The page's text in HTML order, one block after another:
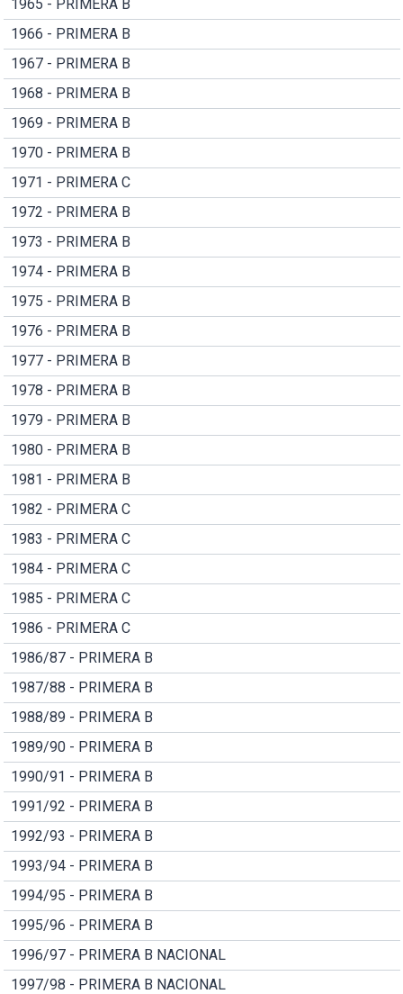
1965 - PRIMERA B
1966 - PRIMERA B
1967 - PRIMERA B
1968 - PRIMERA B
1969 - PRIMERA B
1970 - PRIMERA B
1971 - PRIMERA C
1972 - PRIMERA B
1973 - PRIMERA B
1974 - PRIMERA B
1975 - PRIMERA B
1976 - PRIMERA B
1977 - PRIMERA B
1978 - PRIMERA B
1979 - PRIMERA B
1980 - PRIMERA B
1981 - PRIMERA B
1982 - PRIMERA C
1983 - PRIMERA C
1984 - PRIMERA C
1985 - PRIMERA C
1986 - PRIMERA C
1986/87 - PRIMERA B
1987/88 - PRIMERA B
1988/89 - PRIMERA B
1989/90 - PRIMERA B
1990/91 - PRIMERA B
1991/92 - PRIMERA B
1992/93 - PRIMERA B
1993/94 - PRIMERA B
1994/95 - PRIMERA B
1995/96 - PRIMERA B
1996/97 - PRIMERA B NACIONAL
1997/98 - PRIMERA B NACIONAL